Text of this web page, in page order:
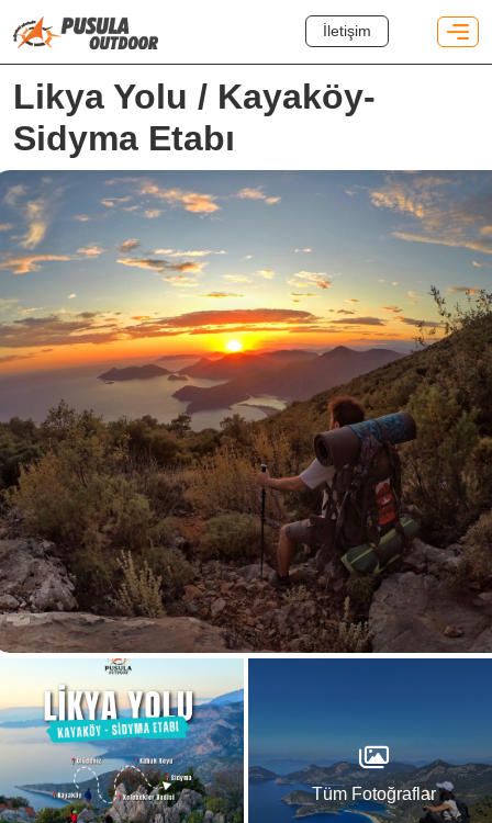
İletişim
Likya Yolu / Kayaköy-
Sidyma Etabı
Tüm Fotoğraflar